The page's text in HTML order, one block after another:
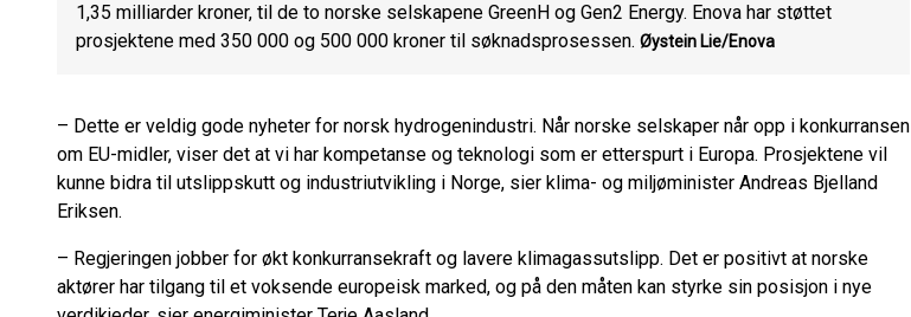
1,35 milliarder kroner, til de to norske selskapene GreenH og Gen2 Energy. Enova har støttet
prosjektene med 350 000 og 500 000 kroner til søknadsprosessen. Øystein Lie/Enova
– Dette er veldig gode nyheter for norsk hydrogenindustri. Når norske selskaper når opp i konkurransen
om EU-midler, viser det at vi har kompetanse og teknologi som er etterspurt i Europa. Prosjektene vil
kunne bidra til utslippskutt og industriutvikling i Norge, sier klima- og miljøminister Andreas Bjelland
Eriksen.
– Regjeringen jobber for økt konkurransekraft og lavere klimagassutslipp. Det er positivt at norske
aktører har tilgang til et voksende europeisk marked, og på den måten kan styrke sin posisjon i nye